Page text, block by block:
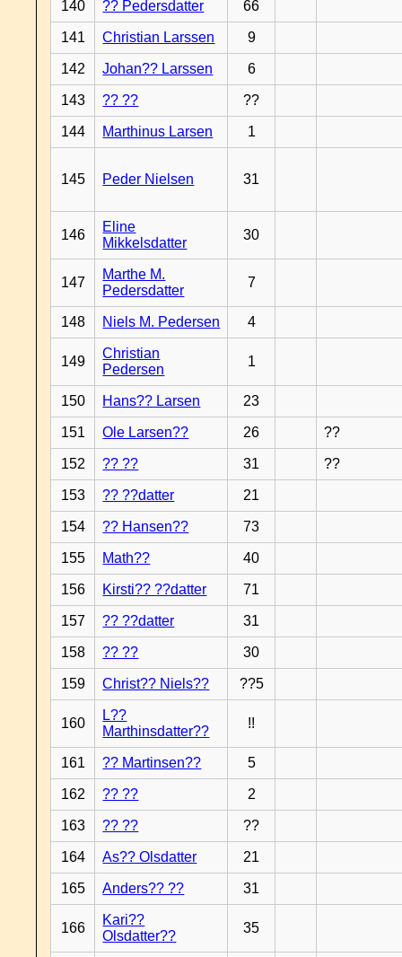
140 ?? Pedersdatter 66
141 Christian Larssen 9
142 Johan?? Larssen 6
143 ?? ?? ??
144 Marthinus Larsen 1
145 Peder Nielsen 31
146
Eline
Mikkelsdatter
30
147
Marthe M.
Pedersdatter
7
148 Niels M. Pedersen 4
149
Christian
Pedersen
1
150 Hans?? Larsen 23
151 Ole Larsen?? 26 ??
152 ?? ?? 31 ??
153 ?? ??datter 21
154 ?? Hansen?? 73
155 Math?? 40
156 Kirsti?? ??datter 71
157 ?? ??datter 31
158 ?? ?? 30
159 Christ?? Niels?? ??5
160
L??
Marthinsdatter??
!!
161 ?? Martinsen?? 5
162 ?? ?? 2
163 ?? ?? ??
164 As?? Olsdatter 21
165 Anders?? ?? 31
166
Kari??
Olsdatter??
35